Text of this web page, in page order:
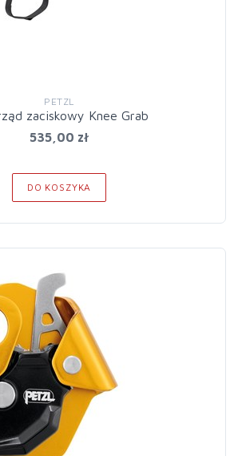
PETZL
zaciskowy Knee Grab
535,00 zł
DO KOSZYKA